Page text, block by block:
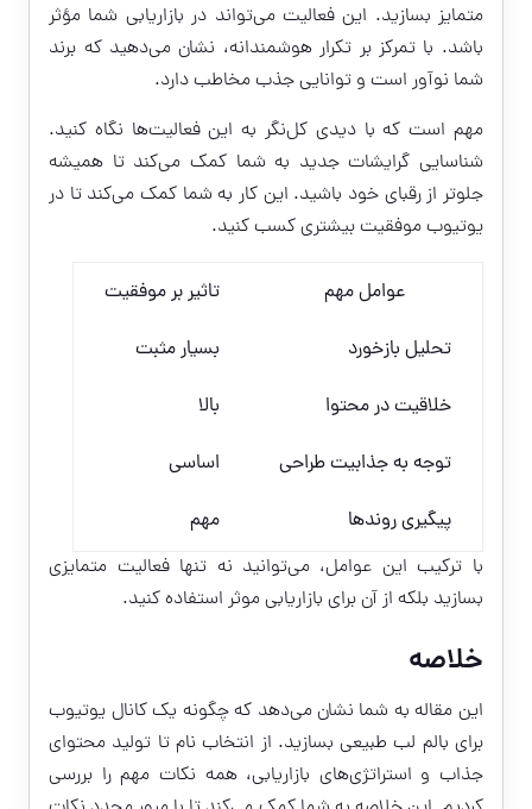
متمایز بسازید. این فعالیت می‌تواند در بازاریابی شما مؤثر
باشد. با تمرکز بر تکرار هوشمندانه، نشان می‌دهید که برند
شما نوآور است و توانایی جذب مخاطب دارد.
مهم است که با دیدی کل‌نگر به این فعالیت‌ها نگاه کنید.
شناسایی گرایشات جدید به شما کمک می‌کند تا همیشه
جلوتر از رقبای خود باشید. این کار به شما کمک می‌کند تا در
یوتیوب موفقیت بیشتری کسب کنید.
عوامل مهم
تاثیر بر موفقیت
تحلیل بازخورد
بسیار مثبت
خلاقیت در محتوا
بالا
توجه به جذابیت طراحی
اساسی
پیگیری روندها
مهم
با ترکیب این عوامل، می‌توانید نه تنها فعالیت متمایزی
بسازید بلکه از آن برای بازاریابی موثر استفاده کنید.
خلاصه
این مقاله به شما نشان می‌دهد که چگونه یک کانال یوتیوب
برای بالم لب طبیعی بسازید. از انتخاب نام تا تولید محتوای
جذاب و استراتژی‌های بازاریابی، همه نکات مهم را بررسی